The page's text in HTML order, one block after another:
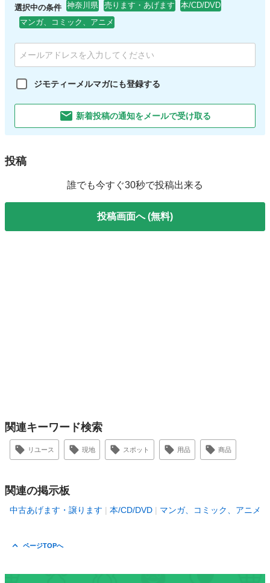
選択中の条件 神奈川県 売ります・あげます
本/CD/DVD
マンガ、コミック、アニメ
ジモティーメルマガにも登録する
新着投稿の通知をメールで受け取る
投稿
誰でも今すぐ30秒で投稿出来る
投稿画面へ (無料)
関連キーワード検索
リユース 現地 スポット 用品 商品
関連の掲示板
中古あげます・譲ります 本/CD/DVD マンガ、コミック、アニメ
ページTOPへ